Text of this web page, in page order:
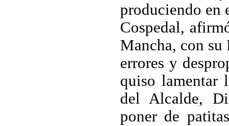
produciendo en
Cospedal,
Mancha, con su
errores y
quiso lamentar
del Alcalde,
poner de